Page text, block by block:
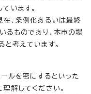
います。
、条例化あるいは最終
るものであり、本市の場
考えています。
ルを密にするといった
解してください。